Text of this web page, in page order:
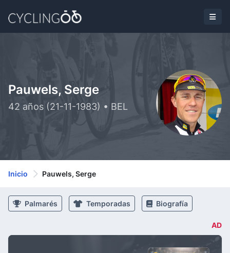
Pauwels, Serge
42 años (21-11-1983) • BEL
Inicio Pauwels, Serge
Palmarés Temporadas Biografía
AD